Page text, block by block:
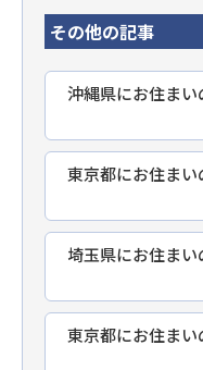
その他の記事
沖縄県にお住まい
東京都にお住まい
埼玉県にお住まい
東京都にお住まい